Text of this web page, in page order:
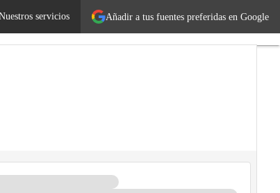
Añadir a tus fuentes preferidas en Google
servicios
en su vida
Autónomos
Emprendedores
Legislación